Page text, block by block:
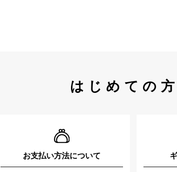
はじめての
お支払い方法について